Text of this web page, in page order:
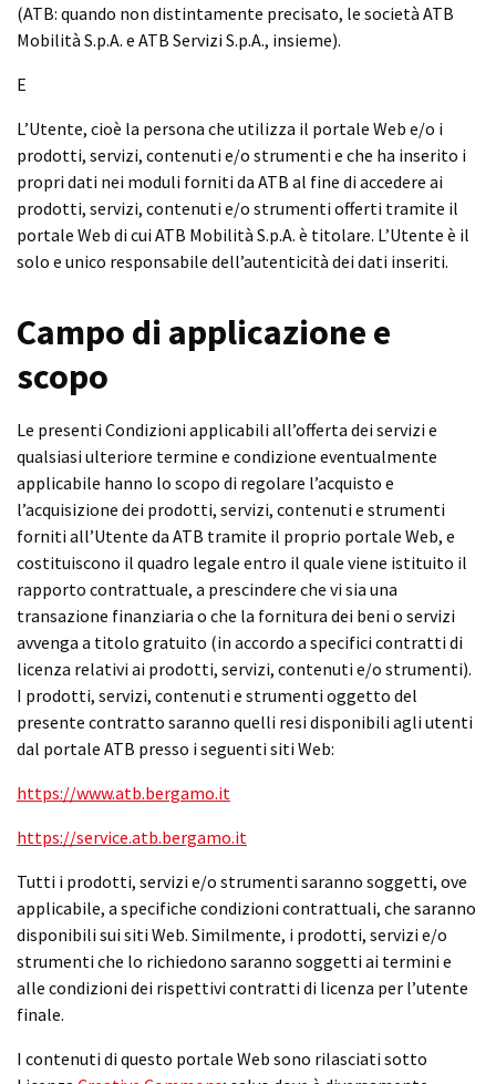
(ATB: quando non distintamente precisato, le società ATB
Mobilità S.p.A. e ATB Servizi S.p.A., insieme).
E
L’Utente, cioè la persona che utilizza il portale Web e/o i
prodotti, servizi, contenuti e/o strumenti e che ha inserito i
propri dati nei moduli forniti da ATB al fine di accedere ai
prodotti, servizi, contenuti e/o strumenti offerti tramite il
portale Web di cui ATB Mobilità S.p.A. è titolare. L’Utente è il
solo e unico responsabile dell’autenticità dei dati inseriti.
Campo di applicazione e
scopo
Le presenti Condizioni applicabili all’offerta dei servizi e
qualsiasi ulteriore termine e condizione eventualmente
applicabile hanno lo scopo di regolare l’acquisto e
l’acquisizione dei prodotti, servizi, contenuti e strumenti
forniti all’Utente da ATB tramite il proprio portale Web, e
costituiscono il quadro legale entro il quale viene istituito il
rapporto contrattuale, a prescindere che vi sia una
transazione finanziaria o che la fornitura dei beni o servizi
avvenga a titolo gratuito (in accordo a specifici contratti di
licenza relativi ai prodotti, servizi, contenuti e/o strumenti).
I prodotti, servizi, contenuti e strumenti oggetto del
presente contratto saranno quelli resi disponibili agli utenti
dal portale ATB presso i seguenti siti Web:
https://www.atb.bergamo.it
https://service.atb.bergamo.it
Tutti i prodotti, servizi e/o strumenti saranno soggetti, ove
applicabile, a specifiche condizioni contrattuali, che saranno
disponibili sui siti Web. Similmente, i prodotti, servizi e/o
strumenti che lo richiedono saranno soggetti ai termini e
alle condizioni dei rispettivi contratti di licenza per l’utente
finale.
I contenuti di questo portale Web sono rilasciati sotto